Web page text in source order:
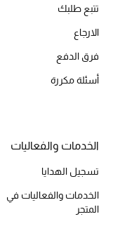
الأحذية الرجالية
أحذية للأطفال
تسوقوا الأحذية
تتبع طلبك
الارجاع
فرق الدفع
أسئلة مكررة
الخدمات والفعاليات
تسجيل الهدايا
الخدمات والفعاليات في
المتجر